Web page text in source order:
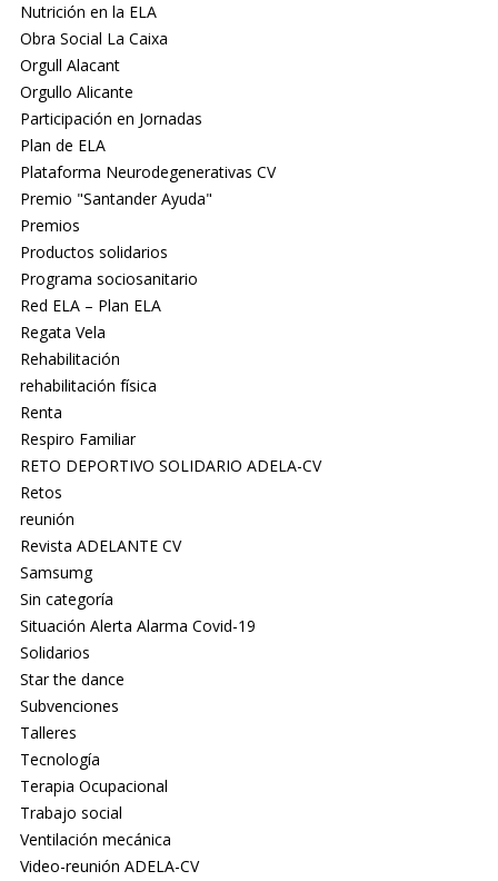
Nutrición en la ELA
Obra Social La Caixa
Orgull Alacant
Orgullo Alicante
Participación en Jornadas
Plan de ELA
Plataforma Neurodegenerativas CV
Premio "Santander Ayuda"
Premios
Productos solidarios
Programa sociosanitario
Red ELA – Plan ELA
Regata Vela
Rehabilitación
rehabilitación física
Renta
Respiro Familiar
RETO DEPORTIVO SOLIDARIO ADELA-CV
Retos
reunión
Revista ADELANTE CV
Samsumg
Sin categoría
Situación Alerta Alarma Covid-19
Solidarios
Star the dance
Subvenciones
Talleres
Tecnología
Terapia Ocupacional
Trabajo social
Ventilación mecánica
Video-reunión ADELA-CV